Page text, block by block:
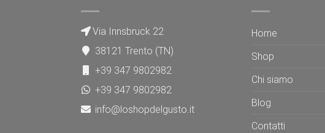
Via Innsbruck 22
38121 Trento (TN)
+39 347 9802982
+39 347 9802982
info@loshopdelgusto.it
Home
Shop
Chi siamo
Blog
Contatti